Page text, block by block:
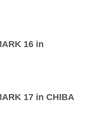
16 in
17 in CHIBA